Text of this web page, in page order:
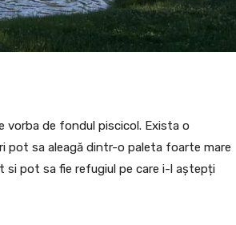
vorba de fondul piscicol. Exista o
pot sa aleagă dintr-o paleta foarte mare
pot sa fie refugiul pe care i-l aștepți